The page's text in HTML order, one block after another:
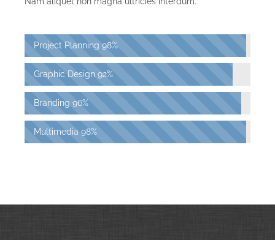
Project Planning 98%
Graphic Design 92%
Branding 96%
Multimedia 98%